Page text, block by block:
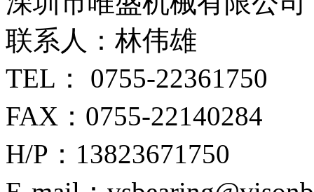
联系人：林伟雄
TEL： 0755-22361750
FAX：0755-22140284
H/P：13823671750